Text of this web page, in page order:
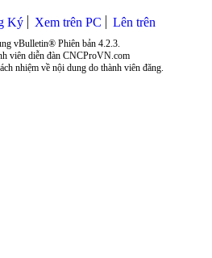
Ký Xem trên PC Lên trên
vBulletin® Phiên bản 4.2.3.
viên diễn đàn CNCProVN.com
nhiệm về nội dung do thành viên đăng.